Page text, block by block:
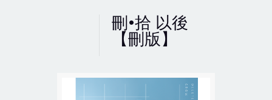
刪•拾 以後
【刪版】